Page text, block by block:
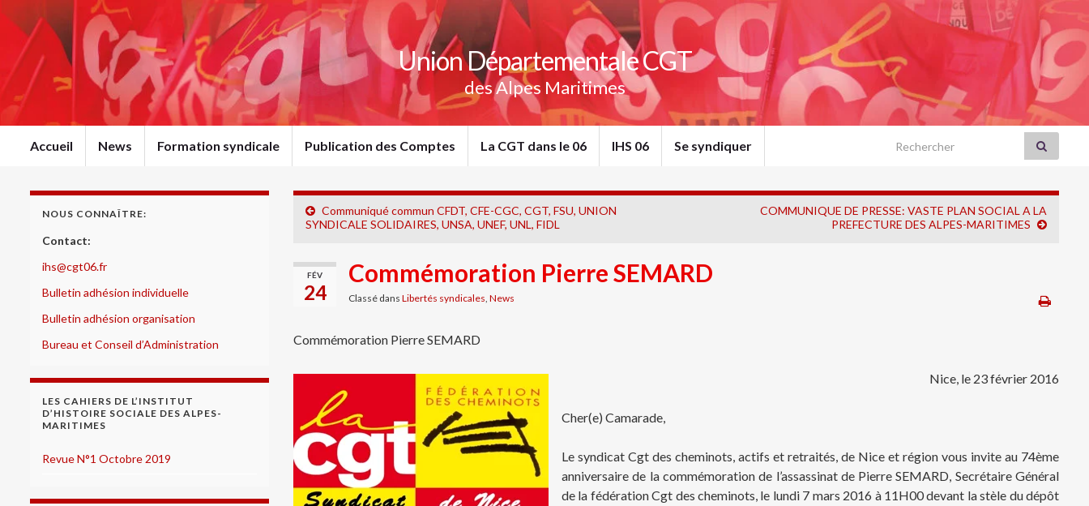
Union Départementale CGT
des Alpes Maritimes
Accueil News Formation syndicale Publication des Comptes La CGT dans le 06 IHS 06 Se syndiquer Search for:
Communiqué commun CFDT, CFE-CGC, CGT, FSU, UNION
SYNDICALE SOLIDAIRES, UNSA, UNEF, UNL, FIDL
COMMUNIQUE DE PRESSE: VASTE PLAN SOCIAL A LA
PREFECTURE DES ALPES-MARITIMES
FÉV
24
Commémoration Pierre SEMARD
Classé dans Libertés syndicales, News
Commémoration Pierre SEMARD
Nice, le 23 février 2016
Cher(e) Camarade,
Le syndicat Cgt des cheminots, actifs et retraités, de Nice et région vous invite au 74ème
anniversaire de la commémoration de l’assassinat de Pierre SEMARD, Secrétaire Général
de la fédération Cgt des cheminots, le lundi 7 mars 2016 à 11H00 devant la stèle du dépôt
NOUS CONNAÎTRE:
Contact:
ihs@cgt06.fr
Bulletin adhésion individuelle
Bulletin adhésion organisation
Bureau et Conseil d’Administration
LES CAHIERS DE L’INSTITUT
D’HISTOIRE SOCIALE DES ALPES-
MARITIMES
Revue N°1 Octobre 2019